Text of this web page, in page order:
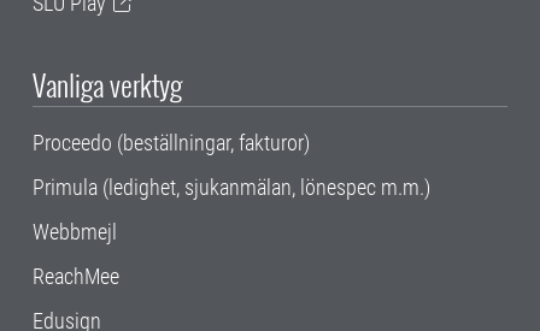
Vanliga verktyg
Proceedo (beställningar, fakturor)
Primula (ledighet, sjukanmälan, lönespec m.m.)
Webbmejl
ReachMee
Edusign